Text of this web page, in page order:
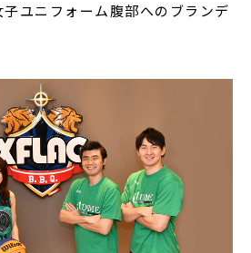
子ユニフォーム腹部へのブランデ